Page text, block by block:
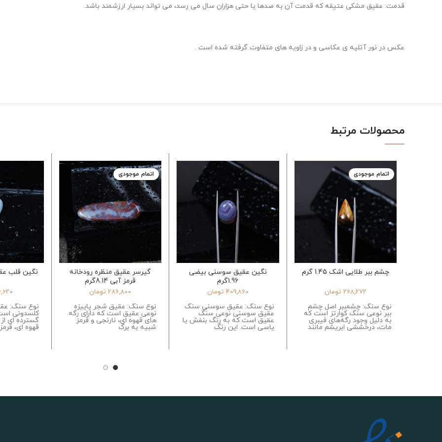
قدمت: عقیق مشکی عتیقه که قدمت آن به صدها یا حتی هزاران سال می رسد، می تواند بسیار ارزشمند باشد.
عکس در نور آتلیه ی عکاسی و در زاویه های متفاوت گرفته شده است .
محصولات مرتبط
اتمام موجودی
چشم ببر طلایی اشک 1.45 گرم
268,272 تومان
نوع سنگ: چشمببر اصل چشم
ببر نوعی سنگ کوارتز است که
به دلیل وجود رگه‌های فیبری
مات، درخششی ابریشم مانند
نگین عقیق سوسنی بیضی
1.96گرم
409,860 تومان
نوع سنگ: عقیق سوسنی سنگ
عقیق سوسنی نوعی سنگ
عقیق است که به رنگ بنفش یا
یاسی است. این رنگ
اتمام موجودی
گیرسر عقیق منظره رودخانه
قرمز آبی 8.14گرم
286,800 تومان
نوع سنگ: عقیق شجر پاییزه
نوعی عقیق است که دارای رگه
های قهوه ای، نارنجی و قرمز
شبیه به برگ
نگین قلب عقیق
نوع سنگ:
کلسدونی
گسترده ای
قهوه ای،